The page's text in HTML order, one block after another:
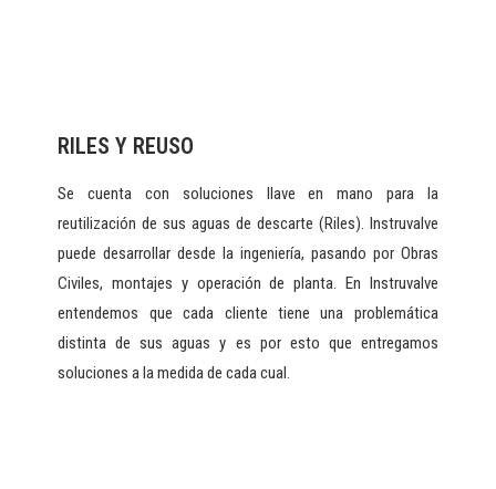
RILES Y REUSO
Se cuenta con soluciones llave en mano para la
reutilización de sus aguas de descarte (Riles). Instruvalve
puede desarrollar desde la ingeniería, pasando por Obras
Civiles, montajes y operación de planta. En Instruvalve
entendemos que cada cliente tiene una problemática
distinta de sus aguas y es por esto que entregamos
soluciones a la medida de cada cual.